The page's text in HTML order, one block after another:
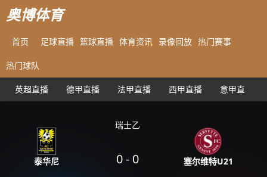
奥博体育
首页 足球直播 篮球直播 体育资讯 录像回放 热门赛事
热门球队
英超直播 德甲直播 法甲直播 西甲直播 意甲直播
泰华尼
瑞士乙
0- 0 塞尔维特U21